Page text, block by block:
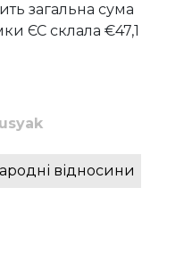
загальна сума
ЄС склала €47,1
відносини